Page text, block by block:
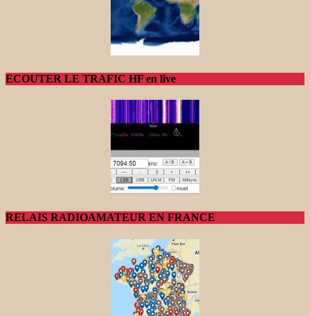
ECOUTER LE TRAFIC HF en live
RELAIS RADIOAMATEUR EN FRANCE